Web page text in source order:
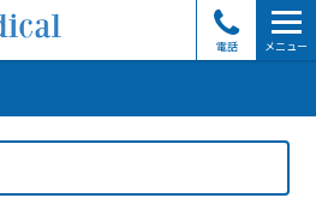
電話 メニュー